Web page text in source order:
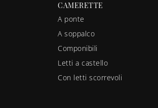
CAMERETTE
A ponte
A soppalco
Componibili
Letti a castello
Con letti scorrevoli